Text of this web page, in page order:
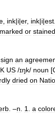
ink|i|er, ink|i|est
marked or stained
sign an
US /ɪŋk/ noun [
dried on
. –n 1 a